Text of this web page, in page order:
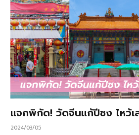
แจกพิกัด! วัดจีนแก้ปีชง ไหว้
2024/03/05